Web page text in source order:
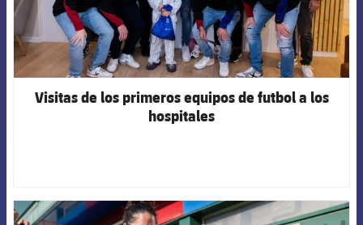
Visitas de los primeros equipos de futbol a los
hospitales
FCB Barcelona badge